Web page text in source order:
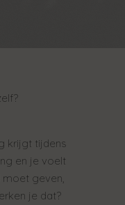
krijgt tijdens
en je voelt
geven,
je dat?